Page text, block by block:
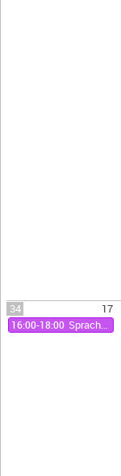
34 17
16:00-18:00 Sprachhistorisches Kolloquium